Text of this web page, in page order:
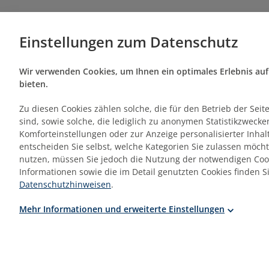
Bei Fragen oder Beratungsbedarf melden Sie
Bildungsberatung.
Seite 1 von 1
Einstellungen zum Datenschutz
Wir verwenden Cookies, um Ihnen ein optimales Erlebnis
bieten.
Zu diesen Cookies zählen solche, die für den Betrieb der
sind, sowie solche, die lediglich zu anonymen
Komforteinstellungen oder zur Anzeige personalisierter
entscheiden Sie selbst, welche Kategorien Sie zulassen
nutzen, müssen Sie jedoch die Nutzung der notwendigen
Informationen sowie die im Detail genutzten Cookies finden
Datenschutzhinweisen.
Mehr Informationen und erweiterte Einstellungen